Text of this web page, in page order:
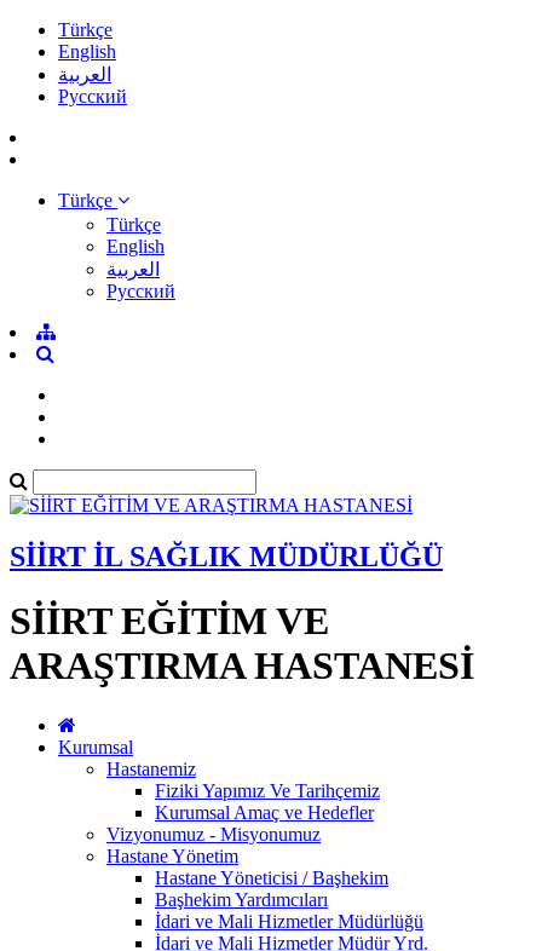
Türkçe
English
العربية
Pусский
Türkçe
Türkçe
English
العربية
Pусский
SİİRT İL SAĞLIK MÜDÜRLÜĞÜ
SİİRT EĞİTİM VE
ARAŞTIRMA HASTANESİ
Kurumsal
Hastanemiz
Fiziki Yapımız Ve Tarihçemiz
Kurumsal Amaç ve Hedefler
Vizyonumuz - Misyonumuz
Hastane Yönetim
Hastane Yöneticisi / Başhekim
Başhekim Yardımcıları
İdari ve Mali Hizmetler Müdürlüğü
İdari ve Mali Hizmetler Müdür Yrd.